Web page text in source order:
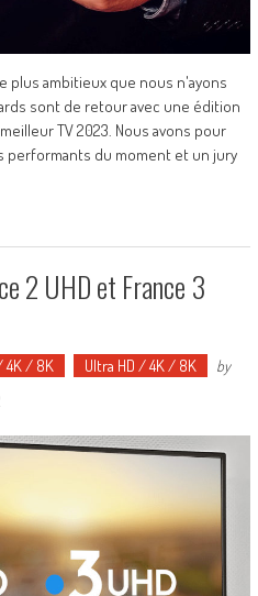
plus ambitieux que nous n'ayons
sont de retour avec une édition
TV 2023. Nous avons pour
performants du moment et un jury
2 UHD et France 3
4K / 8K Ultra HD / 4K / 8K
by